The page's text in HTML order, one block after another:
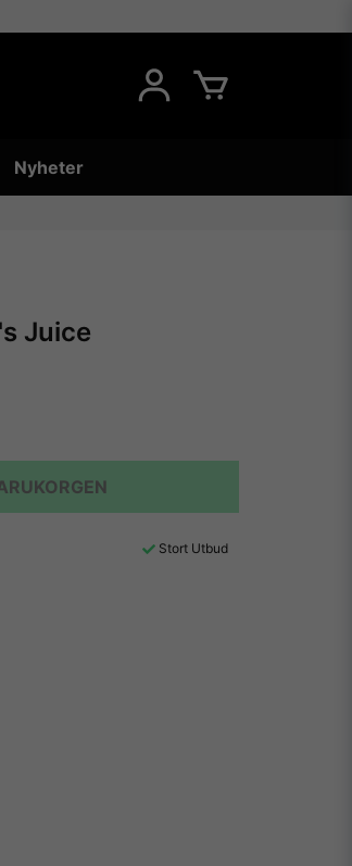
Nyheter
Juice
Stort Utbud